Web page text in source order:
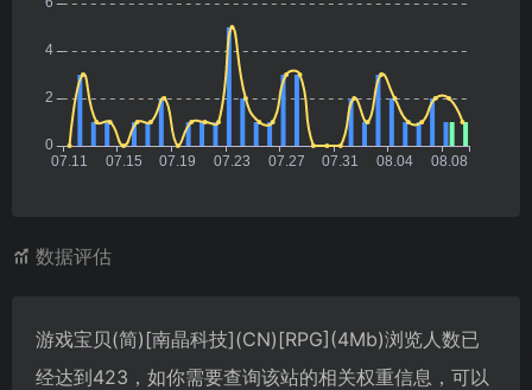
数据评估
游戏宝贝(简)[南晶科技](CN)[RPG](4Mb)浏览人数已
经达到423，如你需要查询该站的相关权重信息，可以